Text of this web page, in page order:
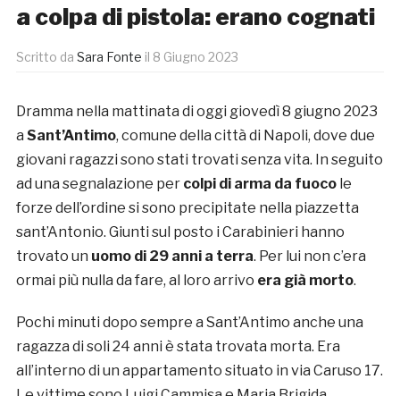
a colpa di pistola: erano cognati
Scritto da Sara Fonte il 8 Giugno 2023
Dramma nella mattinata di oggi giovedì 8 giugno 2023
a Sant’Antimo, comune della città di Napoli, dove due
giovani ragazzi sono stati trovati senza vita. In seguito
ad una segnalazione per colpi di arma da fuocole
forze dell’ordine si sono precipitate nella piazzetta
sant’Antonio. Giunti sul posto i Carabinieri hanno
trovato un uomo di 29 anni a terra. Per lui non c’era
ormai più nulla da fare, al loro arrivo era già morto.
Pochi minuti dopo sempre a Sant’Antimo anche una
ragazza di soli 24 anni è stata trovata morta. Era
all’interno di un appartamento situato in via Caruso 17.